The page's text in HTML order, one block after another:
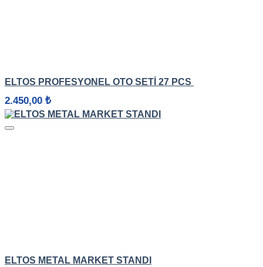
ELTOS PROFESYONEL OTO SETI 27 PCS
2.450,00 ₺
ELTOS METAL MARKET STANDI